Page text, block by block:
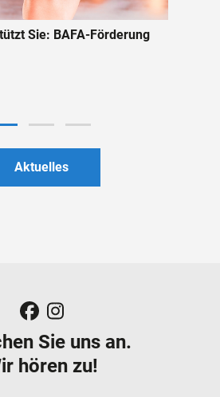
Sie: BAFA-Förderung
Aktuelles
Sie uns an.
hören zu!